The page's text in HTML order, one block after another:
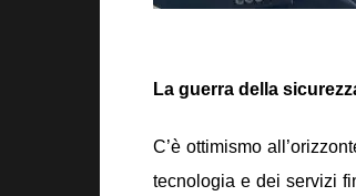
La guerra della
C’è ottimismo
tecnologia e dei servizi